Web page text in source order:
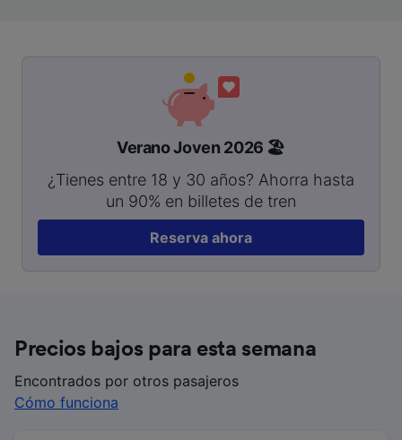
Verano Joven 2026 🏖️
¿Tienes entre 18 y 30 años? Ahorra hasta
un 90% en billetes de tren
Reserva ahora
Precios bajos para esta semana
Encontrados por otros pasajeros
Cómo funciona